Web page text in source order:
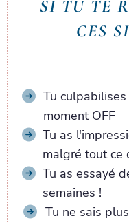
SI TU TE
CES
Tu
moment OFF
Tu as
malgré tout ce
Tu as essayé
semaines !
Tu ne sais